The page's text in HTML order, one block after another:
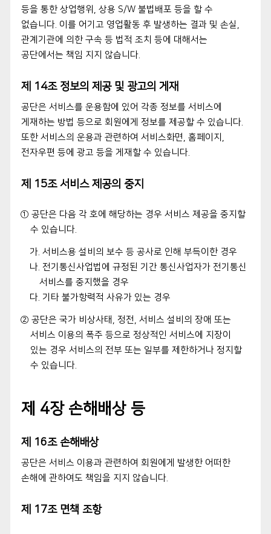
등을 통한 상업행위, 상용 S/W 불법배포 등을 할 수
없습니다. 이를 어기고 영업활동 후 발생하는 결과 및 손실,
관계기관에 의한 구속 등 법적 조치 등에 대해서는
공단에서는 책임 지지 않습니다.
제 14조 정보의 제공 및 광고의 게재
공단은 서비스를 운용함에 있어 각종 정보를 서비스에
게재하는 방법 등으로 회원에게 정보를 제공할 수 있습니다.
또한 서비스의 운용과 관련하여 서비스화면, 홈페이지,
전자우편 등에 광고 등을 게재할 수 있습니다.
제 15조 서비스 제공의 중지
① 공단은 다음 각 호에 해당하는 경우 서비스 제공을 중지할
수 있습니다.
가. 서비스용 설비의 보수 등 공사로 인해 부득이한 경우
나. 전기통신사업법에 규정된 기간 통신사업자가 전기통신
서비스를 중지했을 경우
다. 기타 불가항력적 사유가 있는 경우
② 공단은 국가 비상사태, 정전, 서비스 설비의 장애 또는
서비스 이용의 폭주 등으로 정상적인 서비스에 지장이
있는 경우 서비스의 전부 또는 일부를 제한하거나 정지할
수 있습니다.
제 4장 손해배상 등
제 16조 손해배상
공단은 서비스 이용과 관련하여 회원에게 발생한 어떠한
손해에 관하여도 책임을 지지 않습니다.
제 17조 면책 조항